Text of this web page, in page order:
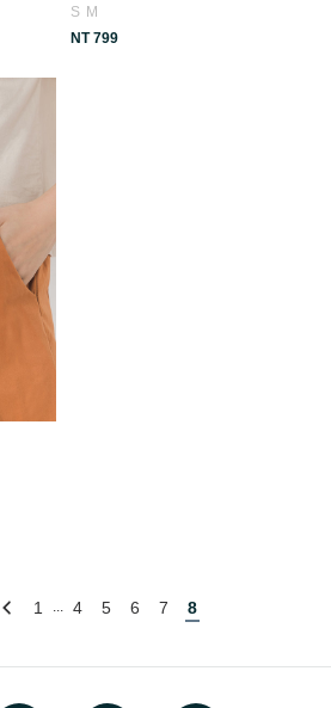
S M
NT 799
1 ... 4 5 6 7 8